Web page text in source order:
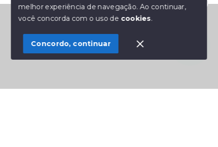
Olá! Estamos disponíveis para te ajudar.
© Copyright 2026 - Átipco imóveis - Todos os direitos
SITE PARA IMOBILIARIA
melhor experiência de navegação.Ao continuar,
você concorda com o uso de cookies.
Concordo, continuar